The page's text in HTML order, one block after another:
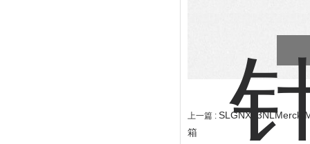
上一篇 : SLGNX13NLMerck
箱